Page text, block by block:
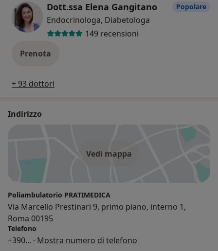
Dott.ssa Elena Gangitano
Endocrinologa, Diabetologa
149 recensioni
Popolare
Prenota
+ 93 dottori
Indirizzo
Vedi mappa
Poliambulatorio PRATIMEDICA
Via Marcello Prestinari 9, primo piano, interno 1,
Roma 00195
Telefono
+390... · Mostra numero di telefono